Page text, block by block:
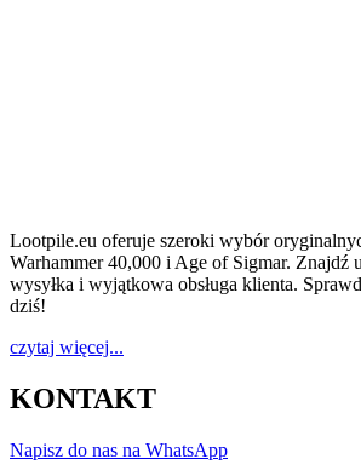
Lootpile.eu oferuje szeroki wybór
Warhammer 40,000 i Age of Sigmar. Znajdź
wysyłka i wyjątkowa obsługa klienta.
dziś!
czytaj więcej...
KONTAKT
Napisz do nas na WhatsApp